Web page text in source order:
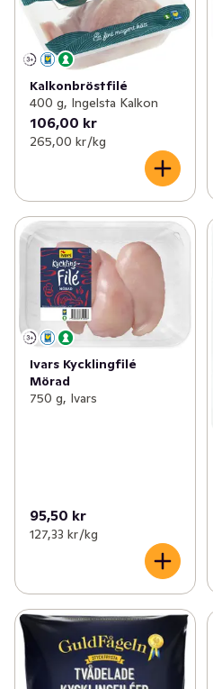
Kalkonbröstfilé
400 g, Ingelsta Kalkon
106,00 kr
265,00 kr /kg
Ivars Kycklingfilé
Mörad
750 g, Ivars
95,50 kr
127,33 kr /kg